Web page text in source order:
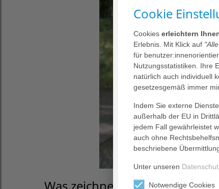
Cookie
Cookies erleichtern
Erlebnis. Mit Klick auf
für
Nutzungsstatistiken. Ihre
natürlich auch individuell
gesetzesgemäß immer
Indem Sie externe
außerhalb der EU in
jedem Fall gewährleistet
auch ohne
beschriebene
Unter unseren
Notwendige Cookies